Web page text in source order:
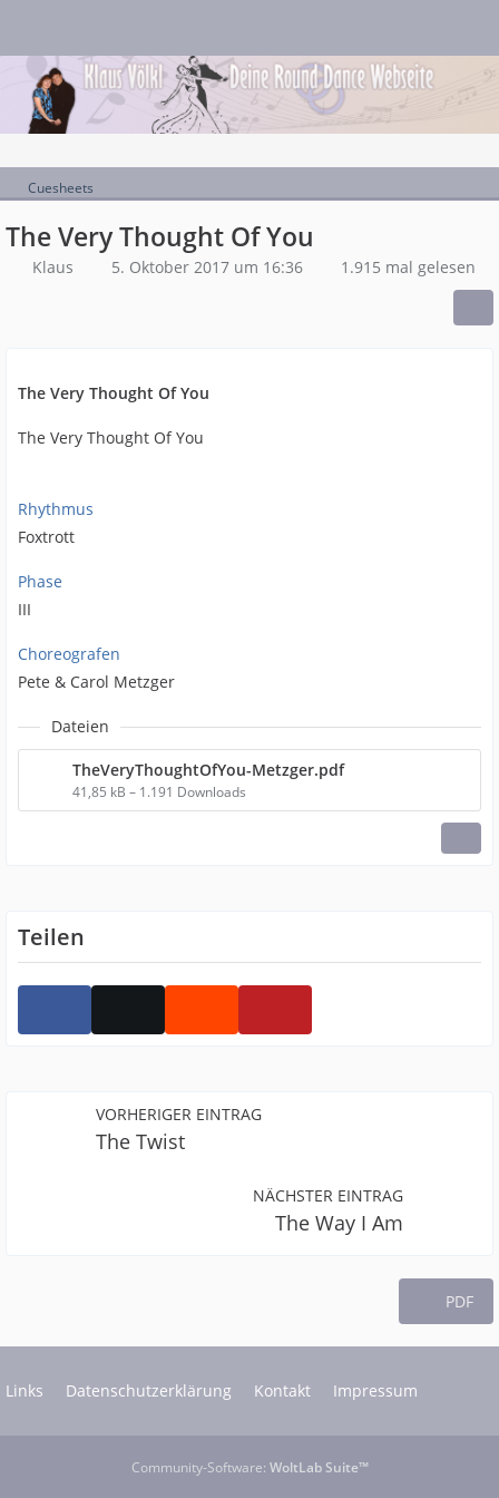
Cuesheets
The Very Thought Of You
Klaus 5. Oktober 2017 um 16:36 1.915 mal gelesen
The Very Thought Of You
The Very Thought Of You
Rhythmus
Foxtrott
Phase
III
Choreografen
Pete & Carol Metzger
Dateien
TheVeryThoughtOfYou-Metzger.pdf
41,85 kB – 1.191 Downloads
Teilen
VORHERIGER EINTRAG
The Twist
NÄCHSTER EINTRAG
The Way I Am
PDF
Links Datenschutzerklärung Kontakt Impressum
Community-Software: WoltLab Suite™